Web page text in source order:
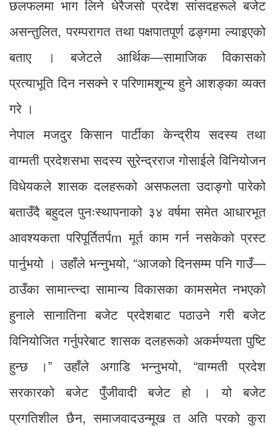
छलफलमा भाग लिने धेरैजसो प्रदेश सांसदहरूले बजेट
असन्तुलित, परम्परागत तथा पक्षपातपूर्ण ढङ्गमा ल्याइएको
बताए । बजेटले आर्थिक—सामाजिक विकासको
प्रत्याभूति दिन नसक्ने र परिणामशून्य हुने आशङ्का व्यक्त
गरे ।
नेपाल मजदुर किसान पार्टीका केन्द्रीय सदस्य तथा
वाग्मती प्रदेशसभा सदस्य सुरेन्द्रराज गोसाईले विनियोजन
विधेयकले शासक दलहरूको असफलता उदाङ्गो पारेको
बताउँदै बहुदल पुनःस्थापनाको ३४ वर्षमा समेत आधारभूत
आवश्यकता परिपूर्तितर्पm मूर्त काम गर्न नसकेको प्रस्ट
पार्नुभयो । उहाँले भन्नुभयो, “आजको दिनसम्म पनि गाउँ—
ठाउँका सामान्त्न्दा सामान्य विकासका कामसमेत नभएको
हुनाले सानातिना बजेट प्रदेशबाट पठाउने गरी बजेट
विनियोजित गर्नुपरेबाट शासक दलहरूको अकर्मण्यता पुष्टि
हुन्छ ।” उहाँले अगाडि भन्नुभयो, “वाग्मती प्रदेश
सरकारको बजेट पुँजीवादी बजेट हो । यो बजेट
प्रगतिशील छैन, समाजवादउन्मूख त अति परको कुरा